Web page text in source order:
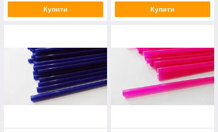
Купити Купити